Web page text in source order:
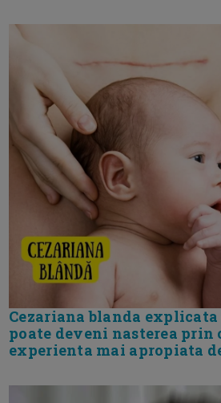
Cezariana blanda explicata
poate deveni nasterea prin
experienta mai apropiata